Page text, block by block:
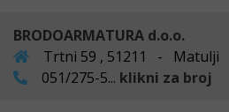
BRODOARMATURA d.o.o.
Trtni 59 , 51211 - Matulji
051/275-5... klikni za broj